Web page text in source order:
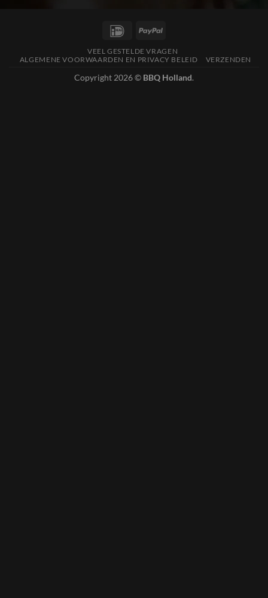
IDeal
VEEL GESTELDE VRAGEN
ALGEMENE VOORWAARDEN EN PRIVACY BELEID
VERZENDEN
Copyright 2026 © BBQ Holland.